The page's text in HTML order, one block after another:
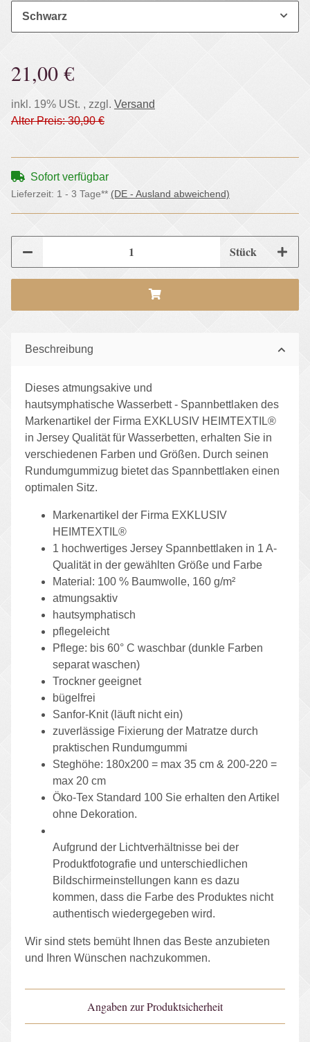
Schwarz
21,00 €
inkl. 19% USt. , zzgl. Versand
Alter Preis: 30,90 €
Sofort verfügbar
Lieferzeit: 1 - 3 Tage** (DE - Ausland abweichend)
Stück
Beschreibung
Dieses atmungsakive und
hautsymphatische Wasserbett - Spannbettlaken des
Markenartikel der Firma EXKLUSIV HEIMTEXTIL®
in Jersey Qualität für Wasserbetten, erhalten Sie in
verschiedenen Farben und Größen. Durch seinen
Rundumgummizug bietet das Spannbettlaken einen
optimalen Sitz.
Markenartikel der Firma EXKLUSIV
HEIMTEXTIL®
1 hochwertiges Jersey Spannbettlaken in 1 A-
Qualität in der gewählten Größe und Farbe
Material: 100 % Baumwolle, 160 g/m²
atmungsaktiv
hautsymphatisch
pflegeleicht
Pflege: bis 60° C waschbar (dunkle Farben
separat waschen)
Trockner geeignet
bügelfrei
Sanfor-Knit (läuft nicht ein)
zuverlässige Fixierung der Matratze durch
praktischen Rundumgummi
Steghöhe: 180x200 = max 35 cm & 200-220 =
max 20 cm
Öko-Tex Standard 100 Sie erhalten den Artikel
ohne Dekoration.
Aufgrund der Lichtverhältnisse bei der
Produktfotografie und unterschiedlichen
Bildschirmeinstellungen kann es dazu
kommen, dass die Farbe des Produktes nicht
authentisch wiedergegeben wird.
Wir sind stets bemüht Ihnen das Beste anzubieten
und Ihren Wünschen nachzukommen.
Angaben zur Produktsicherheit